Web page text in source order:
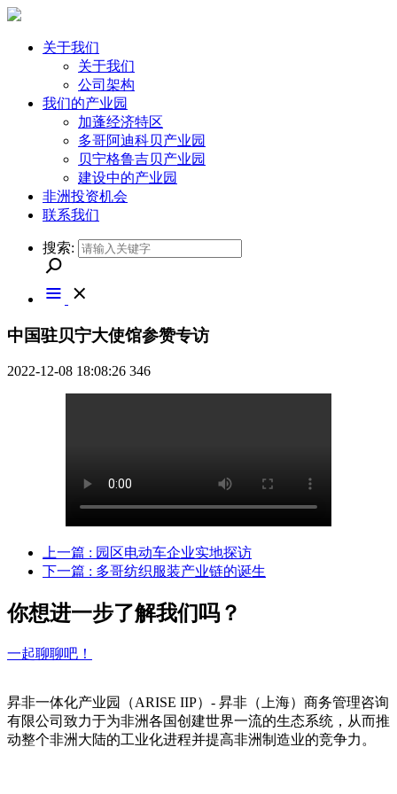
关于我们
关于我们
公司架构
我们的产业园
加蓬经济特区
多哥阿迪科贝产业园
贝宁格鲁吉贝产业园
建设中的产业园
非洲投资机会
联系我们
搜索:
中国驻贝宁大使馆参赞专访
2022-12-08 18:08:26 346
上一篇 : 园区电动车企业实地探访
下一篇 : 多哥纺织服装产业链的诞生
你想进一步了解我们吗？
一起聊聊吧！
昇非一体化产业园（ARISE IIP）- 昇非（上海）商务管理咨询
有限公司致力于为非洲各国创建世界一流的生态系统，从而推
动整个非洲大陆的工业化进程并提高非洲制造业的竞争力。